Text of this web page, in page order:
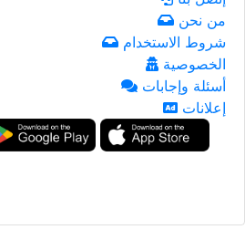
من نحن
شروط الاستخدام
الخصوصية
أسئلة وإجابات
إعلانات